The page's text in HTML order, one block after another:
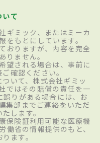
いて
ギミック、またはミーカ
をもとにしています。
おりますが、内容を完全
りません。
望される場合は、事前に
確認ください。
いて、株式会社ギミッ
ではその賠償の責任を一
りがある場合には、お
集部までご連絡をいただ
します。
保険証利用可能な医療機
働省の情報提供のもと、
ます。